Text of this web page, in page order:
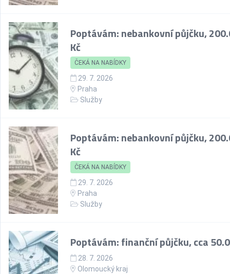
Poptávám: nebankovní půjčku,
Kč
ČEKÁ NA NABÍDKY
29. 7. 2026
Praha
Služby
Poptávám: nebankovní půjčku,
Kč
ČEKÁ NA NABÍDKY
29. 7. 2026
Praha
Služby
Poptávám: finanční půjčku, cca
28. 7. 2026
Olomoucký kraj